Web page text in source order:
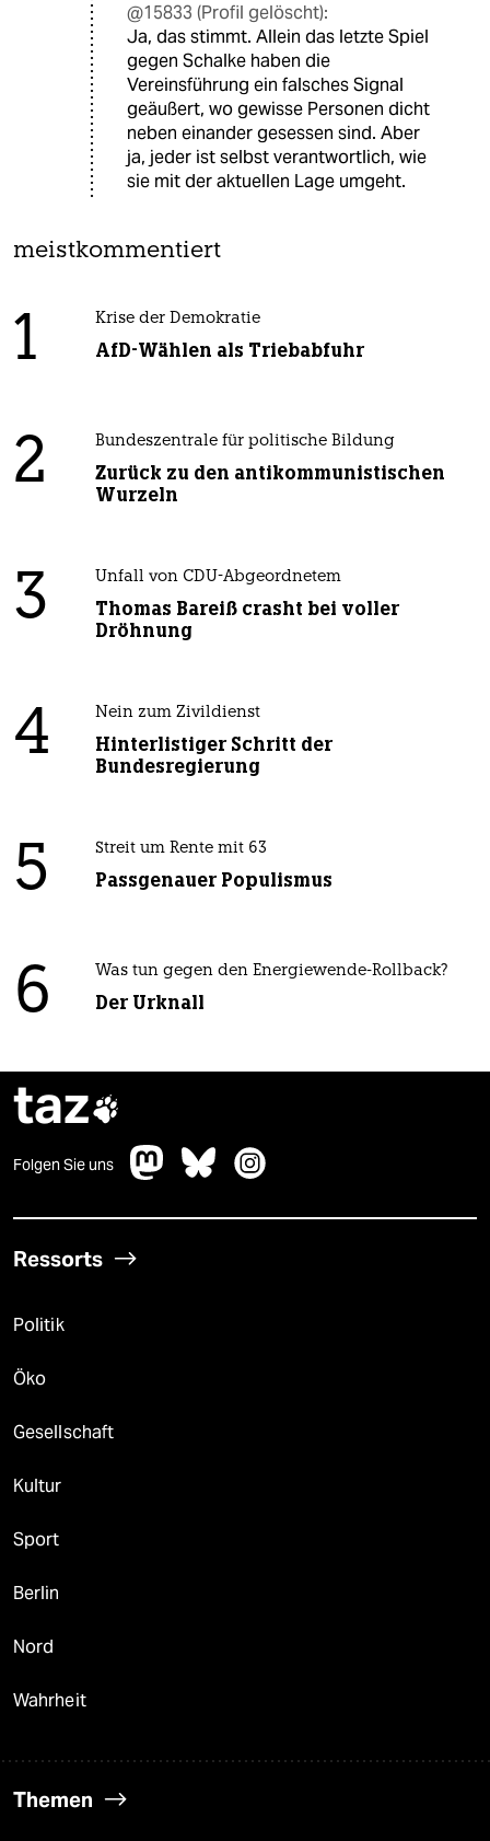
@15833 (Profil gelöscht):
Ja, das stimmt. Allein das letzte Spiel
gegen Schalke haben die
Vereinsführung ein falsches Signal
geäußert, wo gewisse Personen dicht
neben einander gesessen sind. Aber
ja, jeder ist selbst verantwortlich, wie
sie mit der aktuellen Lage umgeht.
meistkommentiert
1 Krise der Demokratie
AfD-Wählen als Triebabfuhr
2 Bundeszentrale für politische Bildung
Zurück zu den antikommunistischen
Wurzeln
3 Unfall von CDU-Abgeordnetem
Thomas Bareiß crasht bei voller
Dröhnung
4 Nein zum Zivildienst
Hinterlistiger Schritt der
Bundesregierung
5 Streit um Rente mit 63
Passgenauer Populismus
6 Was tun gegen den Energiewende-Rollback?
Der Urknall
taz
Folgen Sie uns
Ressorts
Politik
Öko
Gesellschaft
Kultur
Sport
Berlin
Nord
Wahrheit
Themen